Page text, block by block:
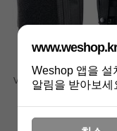
VIPERADE 바이펄러드
몰리 파우치 [당일발
39,000원
Weshop 앱을 설
알림을 받아보세